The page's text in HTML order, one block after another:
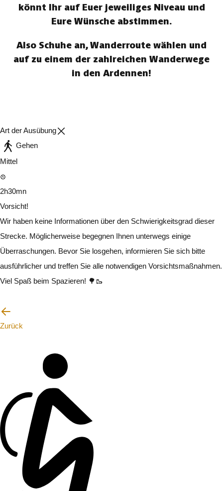
könnt Ihr auf Euer jeweiliges Niveau und
Eure Wünsche abstimmen.
Also Schuhe an, Wanderroute wählen und
auf zu einem der zahlreichen Wanderwege
in den Ardennen!
Art der Ausübung
Gehen
Mittel
2h30mn
Vorsicht!
Wir haben keine Informationen über den Schwierigkeitsgrad dieser
Strecke. Möglicherweise begegnen Ihnen unterwegs einige
Überraschungen. Bevor Sie losgehen, informieren Sie sich bitte
ausführlicher und treffen Sie alle notwendigen Vorsichtsmaßnahmen.
Viel Spaß beim Spazieren! 🌳🥾
Zurück